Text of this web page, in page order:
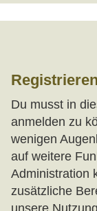
Registrieren
Du musst in
anmelden zu
wenigen
auf weitere
Administration
zusätzliche